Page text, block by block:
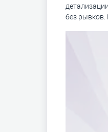
без рывков.